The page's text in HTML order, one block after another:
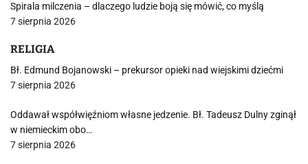
Spirala milczenia – dlaczego ludzie boją się mówić, co myślą
7 sierpnia 2026
RELIGIA
Bł. Edmund Bojanowski – prekursor opieki nad wiejskimi dziećmi
7 sierpnia 2026
Oddawał współwięźniom własne jedzenie. Bł. Tadeusz Dulny zginął
w niemieckim obo…
7 sierpnia 2026